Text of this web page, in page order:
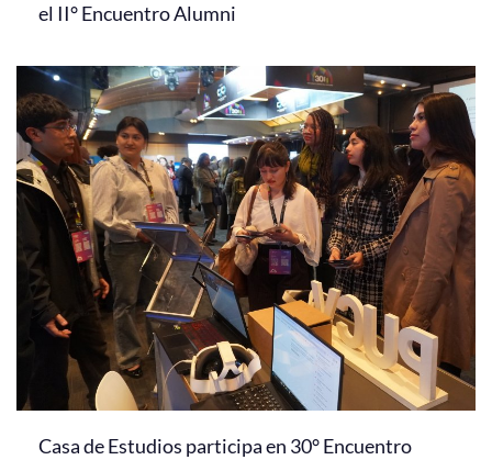
el II° Encuentro Alumni
Casa de Estudios participa en 30° Encuentro